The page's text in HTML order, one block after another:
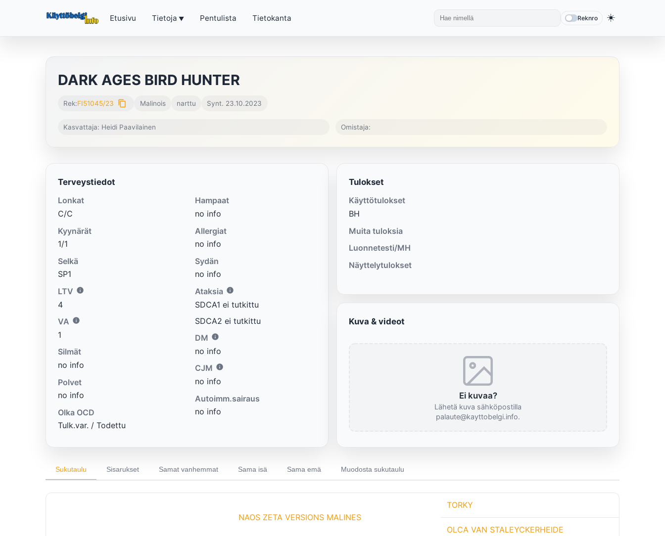
Etusivu Tietoja Pentulista Tietokanta Reknro ☀️
DARK AGES BIRD HUNTER
Rek:FI51045/23 content_copy Malinois narttu Synt. 23.10.2023
Kasvattaja: Heidi Paavilainen Omistaja:
Terveystiedot
Lonkat
C/C
Kyynärät
1/1
Selkä
SP1
LTV
4
VA
1
Silmät
no info
Polvet
no info
Olka OCD
Tulk.var. / Todettu
Hampaat
no info
Allergiat
no info
Sydän
no info
Ataksia
SDCA1 ei tutkittu
SDCA2 ei tutkittu
DM
no info
CJM
no info
Autoimm.sairaus
no info
Tulokset
Käyttötulokset
BH
Muita tuloksia
Luonnetesti/MH
Näyttelytulokset
Kuva & videot
Ei kuvaa?
Lähetä kuva sähköpostilla
palaute@kayttobelgi.info.
Sukutaulu Sisarukset Samat vanhemmat Sama isä Sama emä Muodosta sukutaulu
NAOS ZETA VERSIONS MALINES
TORKY
OLCA VAN STALEYCKERHEIDE